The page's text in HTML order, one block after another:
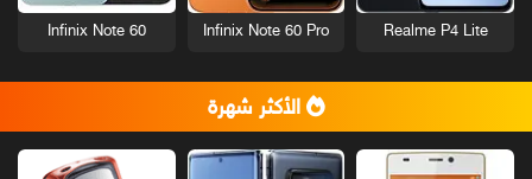
Realme P4 Lite
Infinix Note 60 Pro
Infinix Note 60
الأكثر شهرة